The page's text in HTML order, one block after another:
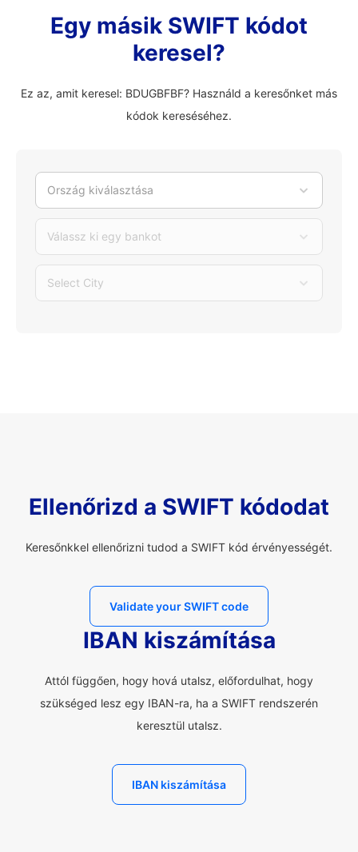
Egy másik SWIFT kódot
keresel?
Ez az, amit keresel: BDUGBFBF? Használd a keresőnket más
kódok kereséséhez.
Ország kiválasztása
Válassz ki egy bankot
Select City
Ellenőrizd a SWIFT kódodat
Keresőnkkel ellenőrizni tudod a SWIFT kód érvényességét.
Validate your SWIFT code
IBAN kiszámítása
Attól függően, hogy hová utalsz, előfordulhat, hogy
szükséged lesz egy IBAN-ra, ha a SWIFT rendszerén
keresztül utalsz.
IBAN kiszámítása